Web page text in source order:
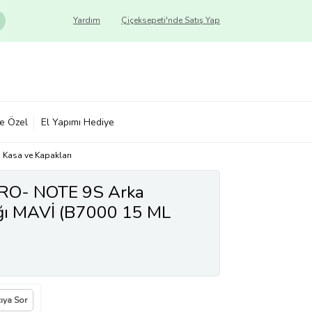
Çiçeksepeti'nde Satış Yap
Yardım
Özel El Yapımı Hediye
ve Kapakları
NOTE 9S Arka
MAVİ (B7000 15 ML
Sor